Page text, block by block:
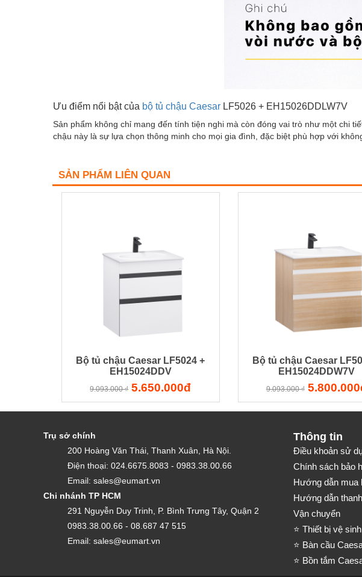
Ưu điểm nổi bật của bộ tủ chậu Caesar LF5026 + EH15026DDLW7V
Sản phẩm không chỉ mang đến tính tiện nghi mà còn đóng vai trò như một chi
chậu này là sự lựa chọn thông minh cho mọi gia đình, đặc biệt phù hợp với
SẢN PHẨM LIÊN QUAN
Bộ tủ chậu Caesar LF5024 +
EH15024DDV
9.093.000 ₫ 5.650.000đ
Bộ tủ chậu Caesar
EH15024DDW7V
9.093.000 ₫
Trụ sở chính
200 Hoàng Văn Thái, Thanh Xuân, Hà Nội.
Điện thoại: 024.6675.8083 - 0983.38.00.66
Email: sales@eumart.vn
Chi nhánh TP HCM
291 Nguyễn Duy Trinh, P. Bình Trưng Tây, Quận 2
0983.38.00.66 - 08.687 47 515
Email: sales@eumart.vn
Thông tin
Điều khoản sử
Chính sách bảo
Hướng dẫn mua
Hướng dẫn
Vận chuyển
⭐ Thiết bị vệ
⭐ Bàn cầu
⭐ Bồn tắm